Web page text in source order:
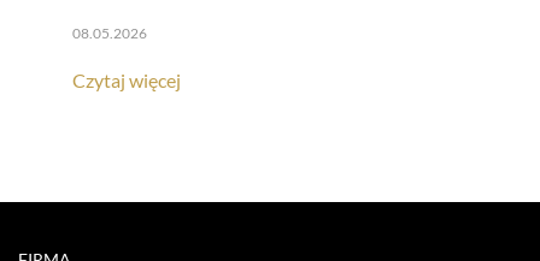
08.05.2026
Czytaj więcej